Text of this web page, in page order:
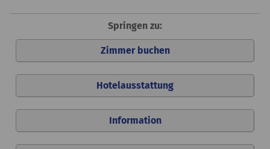
Springen zu:
Zimmer buchen
Hotelausstattung
Information